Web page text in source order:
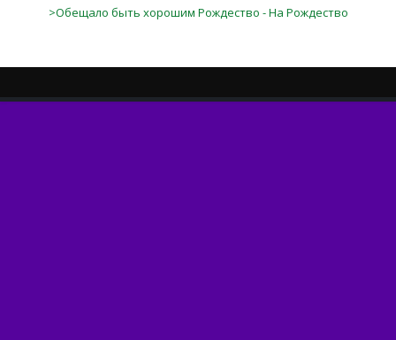
>Обещало быть хорошим Рождество - На Рождество